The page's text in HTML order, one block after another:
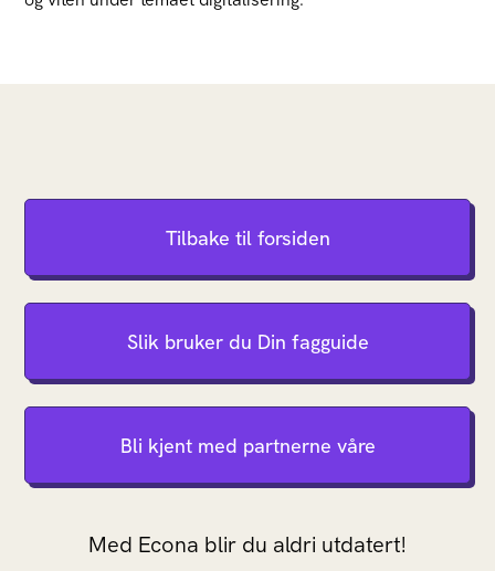
Tilbake til forsiden
Slik bruker du Din fagguide
Bli kjent med partnerne våre
Med Econa blir du aldri utdatert!